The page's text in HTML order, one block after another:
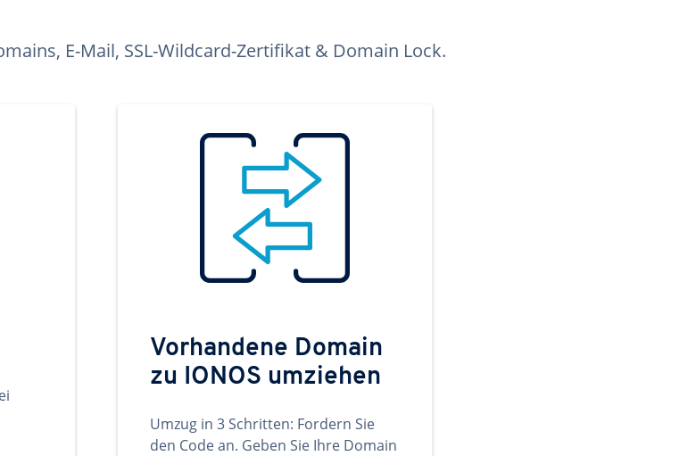
E-Mail, SSL-Wildcard-Zertifikat & Domain Lock.
Vorhandene Domain
zu IONOS umziehen
Umzug in 3 Schritten: Fordern Sie
den Code an. Geben Sie Ihre Domain